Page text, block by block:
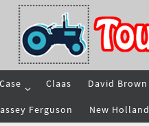
Case Claas David Brown
Ferguson New Holland